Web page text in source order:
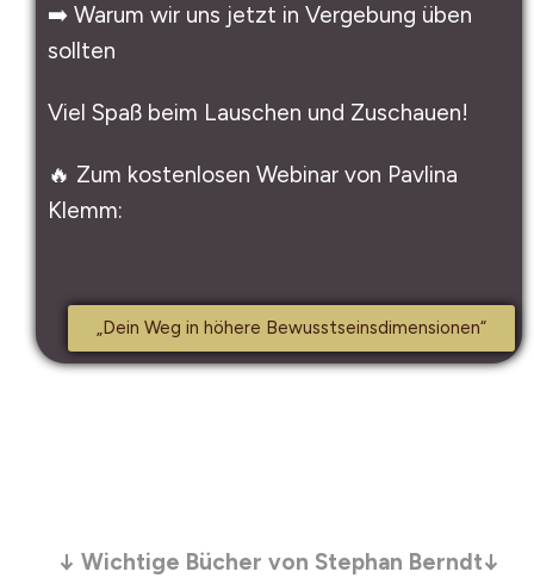
➡️ Warum wir uns jetzt in Vergebung üben
sollten
Viel Spaß beim Lauschen und Zuschauen!
🔥 Zum kostenlosen Webinar von Pavlina
Klemm:
„Dein Weg in höhere Bewusstseinsdimensionen“
↓ Wichtige Bücher von Stephan Berndt↓